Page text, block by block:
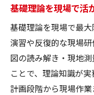
基礎理論を現場で活
基礎理論を現場で最
演習や反復的な現場
図の読み解き・現地
ことで、理論知識が
計画段階から現場作